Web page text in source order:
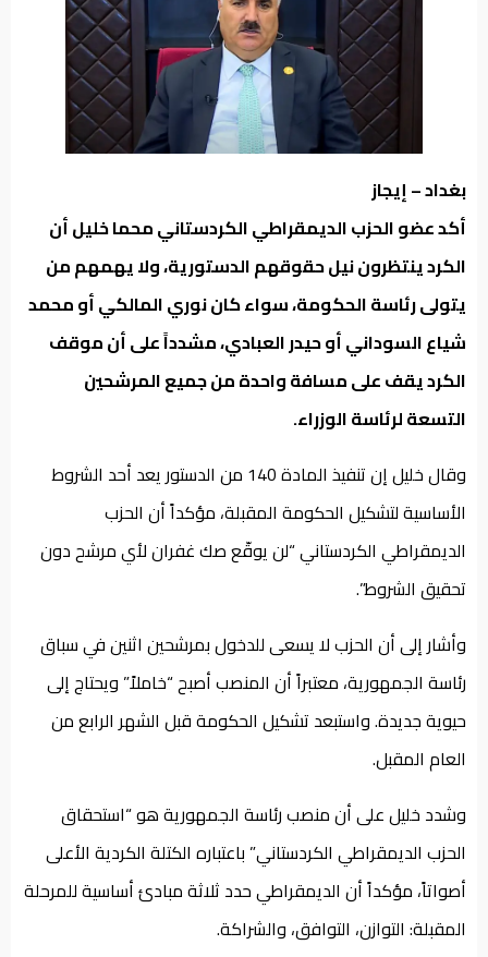
بغداد – إيجاز
أكد عضو الحزب الديمقراطي الكردستاني محما خليل أن
الكرد ينتظرون نيل حقوقهم الدستورية، ولا يهمهم من
يتولى رئاسة الحكومة، سواء كان نوري المالكي أو محمد
شياع السوداني أو حيدر العبادي، مشدداً على أن موقف
الكرد يقف على مسافة واحدة من جميع المرشحين
التسعة لرئاسة الوزراء.
وقال خليل إن تنفيذ المادة 140 من الدستور يعد أحد الشروط
الأساسية لتشكيل الحكومة المقبلة، مؤكداً أن الحزب
الديمقراطي الكردستاني “لن يوقّع صك غفران لأي مرشح دون
تحقيق الشروط”.
وأشار إلى أن الحزب لا يسعى للدخول بمرشحين اثنين في سباق
رئاسة الجمهورية، معتبراً أن المنصب أصبح “خاملاً” ويحتاج إلى
حيوية جديدة. واستبعد تشكيل الحكومة قبل الشهر الرابع من
العام المقبل.
وشدد خليل على أن منصب رئاسة الجمهورية هو “استحقاق
الحزب الديمقراطي الكردستاني” باعتباره الكتلة الكردية الأعلى
أصواتاً، مؤكداً أن الديمقراطي حدد ثلاثة مبادئ أساسية للمرحلة
المقبلة: التوازن، التوافق، والشراكة.